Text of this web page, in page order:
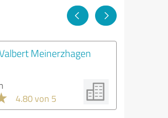
Meinerzhagen
4.80 von 5